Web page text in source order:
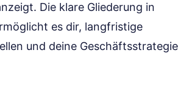
Die klare Gliederung in
es dir, langfristige
und deine Geschäftsstrategie